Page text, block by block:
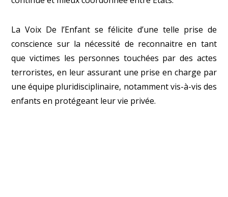
La Voix De l’Enfant se félicite d’une telle prise de
conscience sur la nécessité de reconnaitre en tant
que victimes les personnes touchées par des actes
terroristes, en leur assurant une prise en charge par
une équipe pluridisciplinaire, notamment vis-à-vis des
enfants en protégeant leur vie privée.